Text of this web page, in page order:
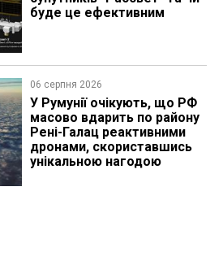
буде це ефективним
06 серпня 2026
У Румунії очікують, що РФ
масово вдарить по району
Рені-Галац реактивними
дронами, скориставшись
унікальною нагодою